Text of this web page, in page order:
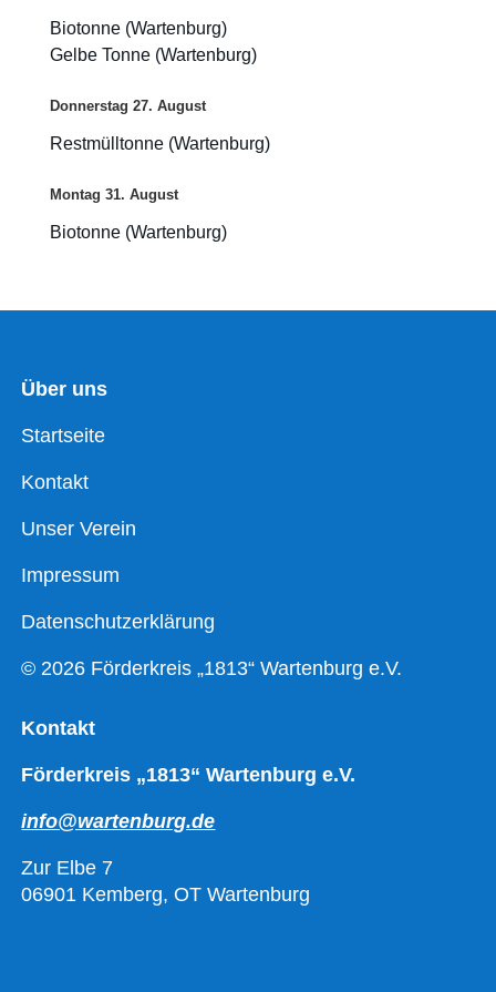
Biotonne (Wartenburg)
Gelbe Tonne (Wartenburg)
Donnerstag 27. August
Restmülltonne (Wartenburg)
Montag 31. August
Biotonne (Wartenburg)
Über uns
Startseite
Kontakt
Unser Verein
Impressum
Datenschutzerklärung
© 2026 Förderkreis „1813“ Wartenburg e.V.
Kontakt
Förderkreis „1813“ Wartenburg e.V.
info@wartenburg.de
Zur Elbe 7
06901 Kemberg, OT Wartenburg